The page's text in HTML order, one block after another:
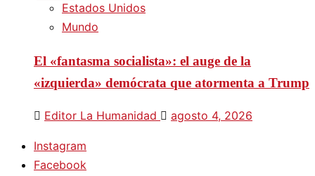
Estados Unidos
Mundo
El «fantasma socialista»: el auge de la
«izquierda» demócrata que atormenta a Trump
Editor La Humanidad agosto 4, 2026
Instagram
Facebook